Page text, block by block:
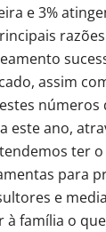
e 3%
assim
números
este ano,
ter
para
e
à família o